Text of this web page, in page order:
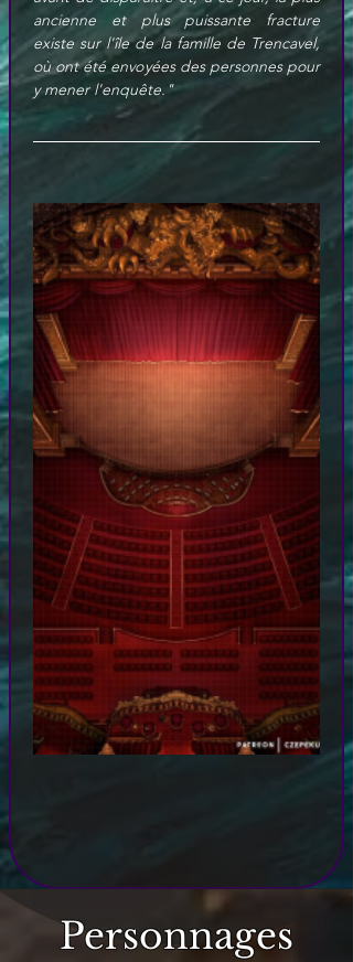
ancienne et plus puissante fracture
existe sur l'île de la famille de Trencavel,
où ont été envoyées des personnes pour
y mener l'enquête."
Personnages